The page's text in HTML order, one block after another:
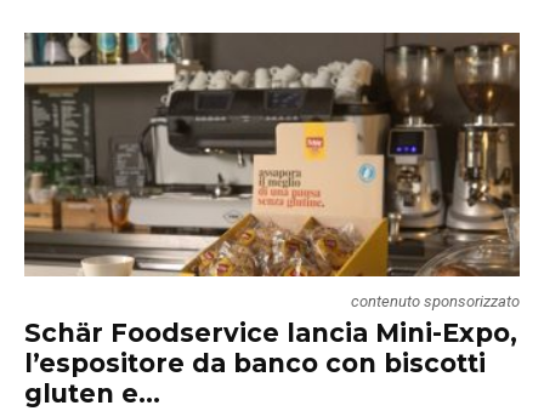
contenuto sponsorizzato
Schär Foodservice lancia Mini-Expo,
l’espositore da banco con biscotti
gluten e...